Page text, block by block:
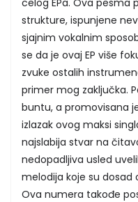
strukture, ispunjene
sjajnim vokalnim
se da je ovaj EP više
zvuke ostalih
primer mog zaključka.
buntu, a promovisana
izlazak ovog maksi
najslabija stvar na
nedopadljiva usled
melodija koje su dosad
Ova numera takođe